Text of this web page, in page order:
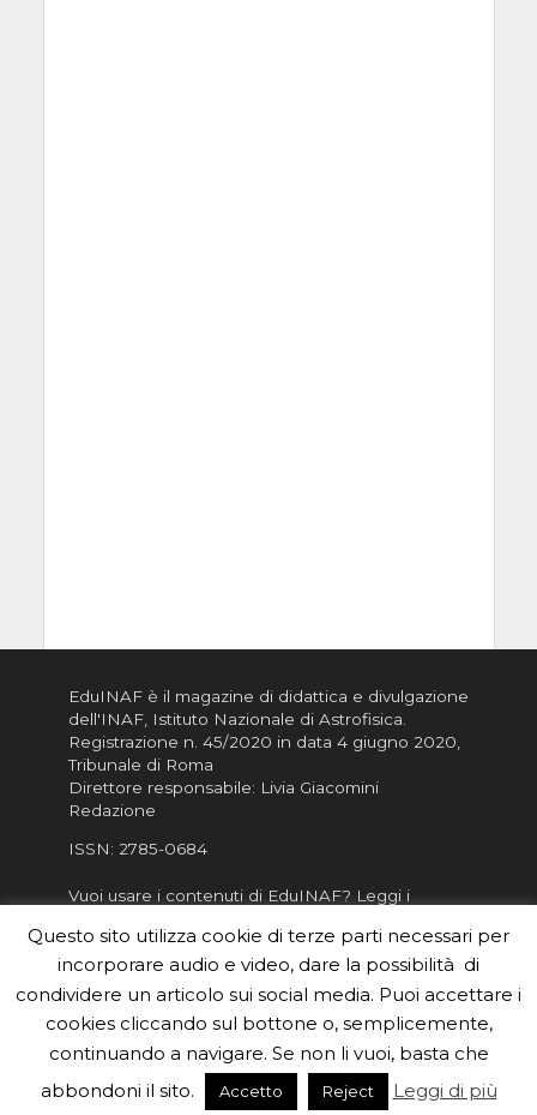
EduINAF è il magazine di didattica e divulgazione
dell'INAF, Istituto Nazionale di Astrofisica
Registrazione n. 45/2020 in data 4 giugno 2020,
Tribunale di Roma
Direttore responsabile: Livia Giacomini
Redazione
ISSN: 2785-0684
Vuoi usare i contenuti di EduINAF? Leggi i
Informativa sulla Privacy
Informatva sui Cookie
Per la rubrica de l'Astronomo risponde, per
inviarci le tue foto o i tuoi contributi, scrivici a
redazione.edu [chiocciola] inaf.it oppure
il form
Questo sito utilizza cookie di terze parti necessari per
incorporare audio e video, dare la possibilità di
condividere un articolo sui social media. Puoi accettare i
cookies cliccando sul bottone o, semplicemente,
continuando a navigare. Se non li vuoi, basta che
abbondoni il sito.
Accetto Reject Leggi di più